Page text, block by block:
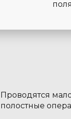
Проводятся
полостные